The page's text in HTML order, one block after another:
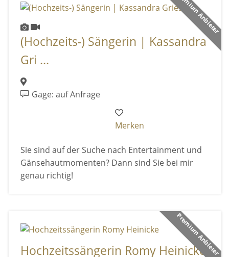
Premium Anbieter
(Hochzeits-) Sängerin | Kassandra
Gri ...
Gage: auf Anfrage
Merken
Sie sind auf der Suche nach Entertainment und
Gänsehautmomenten? Dann sind Sie bei mir
genau richtig!
Premium Anbieter
Hochzeitssängerin Romy Heinicke